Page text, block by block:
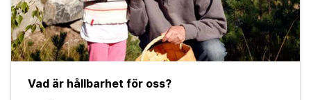
Vad är hållbarhet för oss?